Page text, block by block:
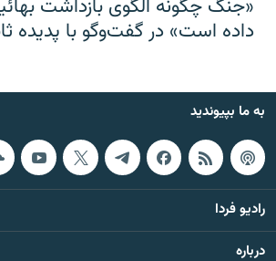
«جنگ چگونه الگوی بازداشت
داده است» در گفت‌وگو با پدیده
به ما بپیوندید
رادیو فردا
درباره